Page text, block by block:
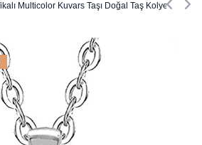
Multicolor Kuvars Taşı Doğal Taş Kolye (elmas